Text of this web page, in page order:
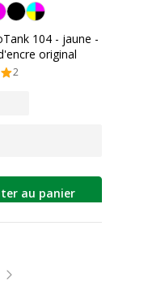
104 - jaune -
original
2
au panier
Page suivante